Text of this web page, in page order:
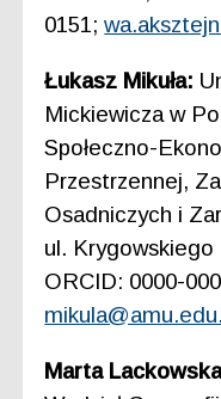
0151;
Łukasz Mikuła:
Mickiewicza w
Społeczno-
Przestrzennej,
Osadniczych i
ul. Krygowskiego
ORCID: 0000-
Marta